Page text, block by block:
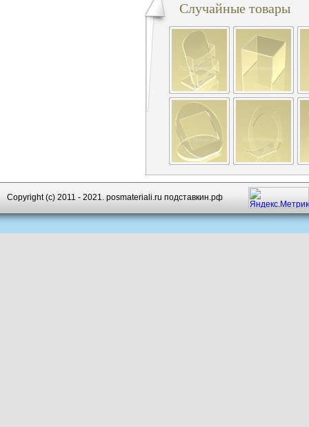
Случайные товары
Copyright (c) 2011 - 2021. posmateriali.ru подставкин.рф